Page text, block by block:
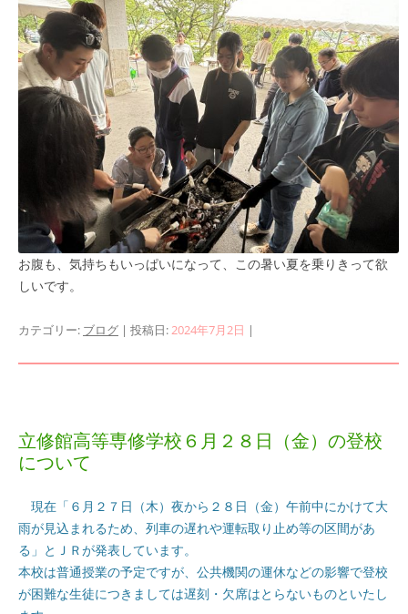
お腹も、気持ちもいっぱいになって、この暑い夏を乗りきって欲
しいです。
カテゴリー: ブログ | 投稿日: 2024年7月2日 |
立修館高等専修学校６月２８日（金）の登校
について
現在「６月２７日（木）夜から２８日（金）午前中にかけて大
雨が見込まれるため、列車の遅れや運転取り止め等の区間があ
る」とＪＲが発表しています。
本校は普通授業の予定ですが、公共機関の運休などの影響で登校
が困難な生徒につきましては遅刻・欠席はとらないものといたし